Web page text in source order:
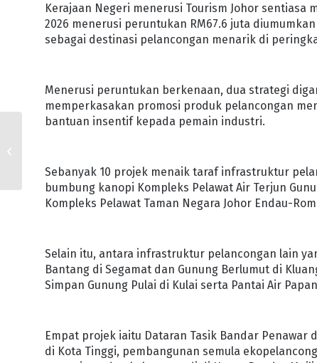
Kerajaan Negeri menerusi Tourism Johor
2026 menerusi peruntukan RM67.6 juta
sebagai destinasi pelancongan menarik di
Menerusi peruntukan berkenaan, dua strategi
memperkasakan promosi produk pelancongan
bantuan insentif kepada pemain industri.
Sebanyak 10 projek menaik taraf infrastruktur
bumbung kanopi Kompleks Pelawat Air Terjun
Kompleks Pelawat Taman Negara Johor Endau-
Selain itu, antara infrastruktur pelancongan lain
Bantang di Segamat dan Gunung Berlumut di
Simpan Gunung Pulai di Kulai serta Pantai Air
Empat projek iaitu Dataran Tasik Bandar Penawar
di Kota Tinggi, pembangunan semula
BANDAR